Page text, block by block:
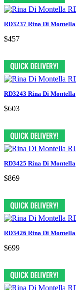
RD3237 Rina Di Montella
$457
RD3243 Rina Di Montella
$603
RD3425 Rina Di Montella
$869
RD3426 Rina Di Montella
$699